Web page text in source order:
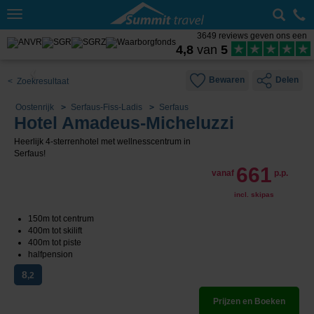
Toggle
3649 reviews geven ons een
4,8 van 5
< Zoekresultaat Bewaren Delen
Oostenrijk Serfaus-Fiss-Ladis Serfaus
Hotel Amadeus-Micheluzzi
Heerlijk 4-sterrenhotel met wellnesscentrum in
Serfaus!
vanaf 661 p.p.
incl. skipas
150m tot centrum
400m tot skilift
400m tot piste
halfpension
8,2
Prijzen en Boeken